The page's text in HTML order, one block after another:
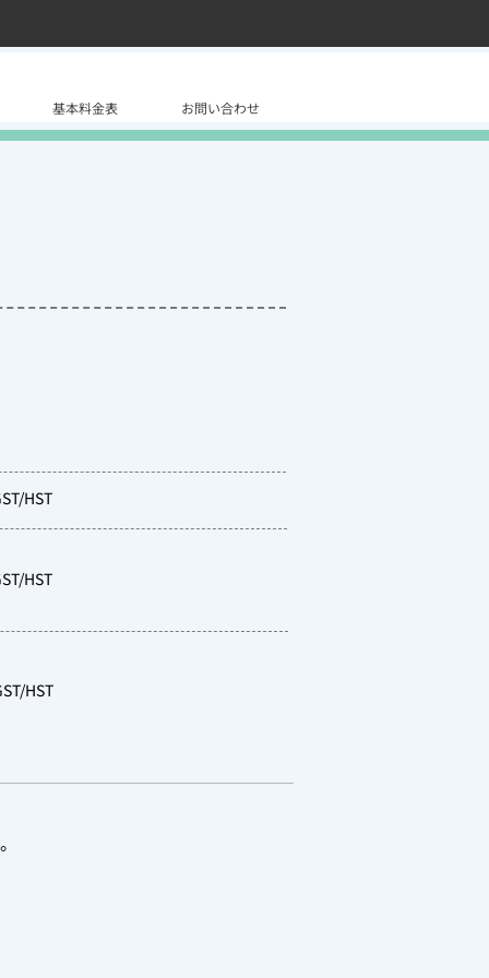
基本料金表 お問い合わせ
HST
HST
HST